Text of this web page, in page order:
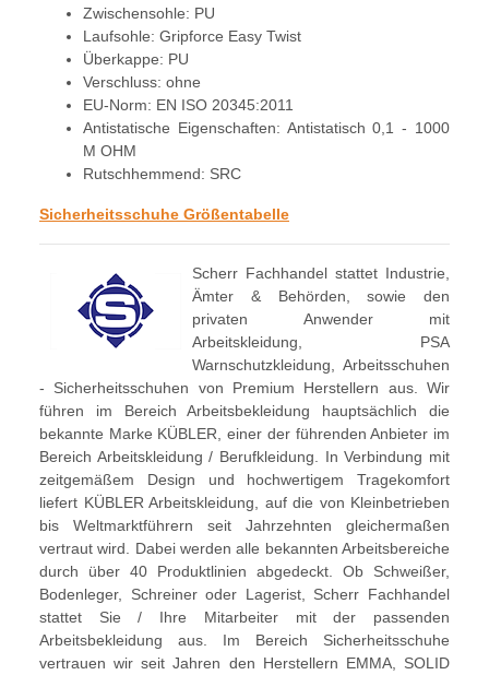
Zwischensohle: PU
Laufsohle: Gripforce Easy Twist
Überkappe: PU
Verschluss: ohne
EU-Norm: EN ISO 20345:2011
Antistatische Eigenschaften: Antistatisch 0,1 - 1000
M OHM
Rutschhemmend: SRC
Sicherheitsschuhe Größentabelle
Scherr Fachhandel stattet Industrie,
Ämter & Behörden, sowie den
privaten Anwender mit
Arbeitskleidung, PSA
Warnschutzkleidung, Arbeitsschuhen
- Sicherheitsschuhen von Premium Herstellern aus. Wir
führen im Bereich Arbeitsbekleidung hauptsächlich die
bekannte Marke KÜBLER, einer der führenden Anbieter im
Bereich Arbeitskleidung / Berufkleidung. In Verbindung mit
zeitgemäßem Design und hochwertigem Tragekomfort
liefert KÜBLER Arbeitskleidung, auf die von Kleinbetrieben
bis Weltmarktführern seit Jahrzehnten gleichermaßen
vertraut wird. Dabei werden alle bekannten Arbeitsbereiche
durch über 40 Produktlinien abgedeckt. Ob Schweißer,
Bodenleger, Schreiner oder Lagerist, Scherr Fachhandel
stattet Sie / Ihre Mitarbeiter mit der passenden
Arbeitsbekleidung aus. Im Bereich Sicherheitsschuhe
vertrauen wir seit Jahren den Herstellern EMMA, SOLID